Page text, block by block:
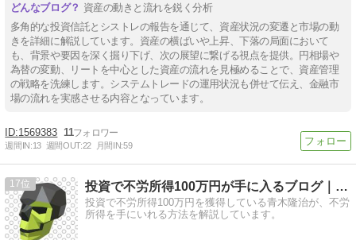
資産の動きと流れを鋭く分析
多角的な投資信託とシストレの報告を通じて、資産状況の変遷と市場の動
きを詳細に解説しています。資産の横ばいや上昇、下落の局面において
も、背景や要因を深く掘り下げ、次の展望に繋げる視点を提供。円相場や
為替の変動、リートを中心とした資産の流れを見極めることで、資産管理
の戦略を洗練します。システムトレードの運用状況も併せて伝え、金融市
場の流れを実感させる内容となっています。
1569383 11
週間IN:13 週間OUT:22 月間IN:59
17 投資で不労所得100万円が手に入るブログ｜IBカレッジ
投資で不労所得100万円を獲得している青木隆治が、不労
所得を手にいれる方法を解説しています。